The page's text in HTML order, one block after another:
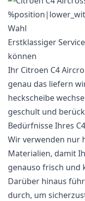
Erstklassiger
können
Ihr Citroen C4
genau das liefern
heckscheibe
geschult und
Bedürfnisse Ihres
Wir verwenden nur
Materialien, damit
genauso frisch und
Darüber hinaus
durch, um